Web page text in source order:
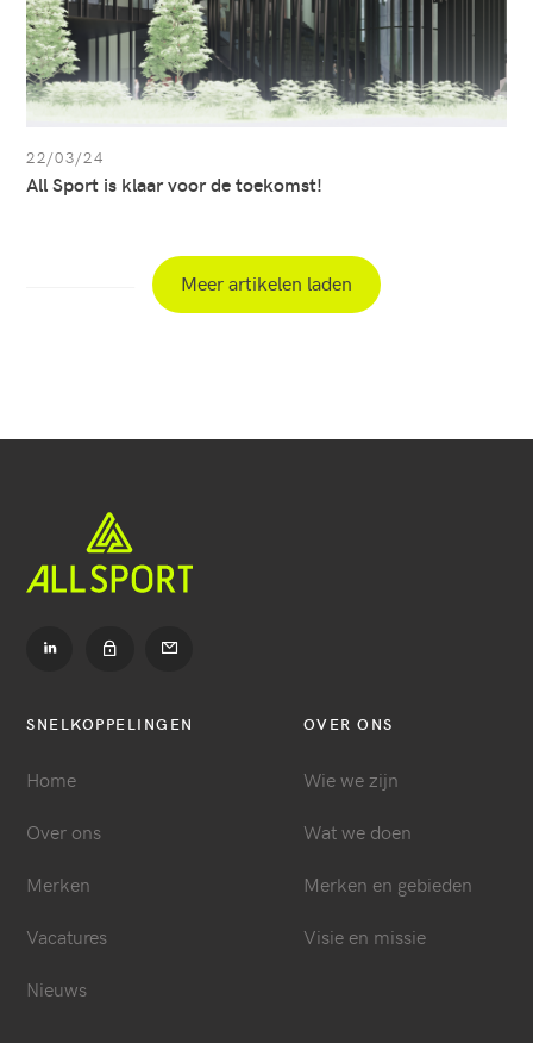
22/03/24
All Sport is klaar voor de toekomst!
Meer artikelen laden
Secundaire
naar
Dealer
login
SNELKOPPELINGEN
Home
Over ons
Merken
Vacatures
Nieuws
OVER ONS
Wie we zijn
Wat we doen
Merken en gebieden
Visie en missie